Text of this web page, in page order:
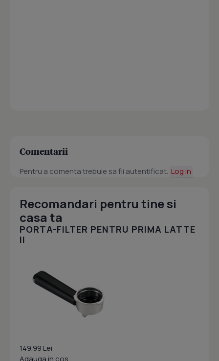
Comentarii
Pentru a comenta trebuie sa fii autentificat. Log in
Recomandari pentru tine si
casa ta
PORTA-FILTER PENTRU PRIMA LATTE
II
149.99 Lei
Adauga in cos